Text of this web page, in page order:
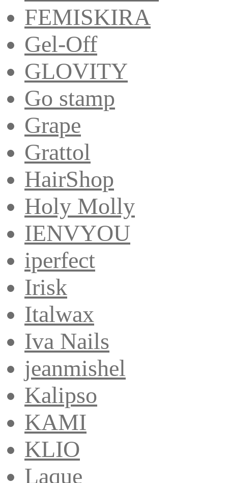
FEMISKIRA
Gel-Off
GLOVITY
Go stamp
Grape
Grattol
HairShop
Holy Molly
IENVYOU
iperfect
Irisk
Italwax
Iva Nails
jeanmishel
Kalipso
KAMI
KLIO
Laque